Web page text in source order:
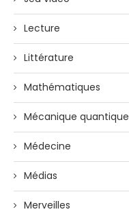
Lecture
Littérature
Mathématiques
Mécanique quantique
Médecine
Médias
Merveilles